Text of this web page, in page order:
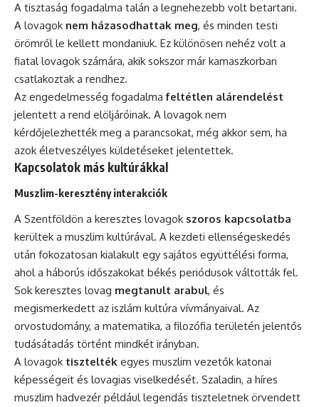
A tisztaság fogadalma talán a legnehezebb volt betartani.
A lovagok nem házasodhattak meg, és minden testi
örömről le kellett mondaniuk. Ez különösen nehéz volt a
fiatal lovagok számára, akik sokszor már kamaszkorban
csatlakoztak a rendhez.
Az engedelmesség fogadalmafeltétlen alárendelést
jelentett a rend elöljáróinak. A lovagok nem
kérdőjelezhették meg a parancsokat, még akkor sem, ha
azok életveszélyes küldetéseket jelentettek.
Kapcsolatok más kultúrákkal
Muszlim-keresztény interakciók
A Szentföldön a keresztes lovagok szoros kapcsolatba
kerültek a muszlim kultúrával. A kezdeti ellenségeskedés
után fokozatosan kialakult egy sajátos együttélési forma,
ahol a háborús időszakokat békés periódusok váltották fel.
Sok keresztes lovag megtanult arabul, és
megismerkedett az iszlám kultúra vívmányaival. Az
orvostudomány, a matematika, a filozófia területén jelentős
tudásátadás történt mindkét irányban.
A lovagok tisztelték egyes muszlim vezetők katonai
képességeit és lovagias viselkedését. Szaladin, a híres
muszlim hadvezér például legendás tiszteletnek örvendett